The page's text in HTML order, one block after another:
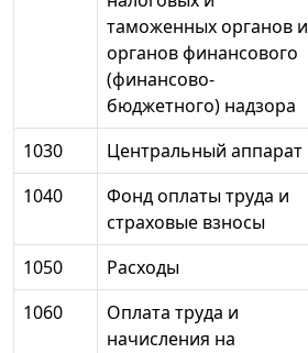
таможенных органов и
органов финансового
(финансово-
бюджетного) надзора
1030 Центральный аппарат
1040
Фонд оплаты труда и
страховые взносы
1050 Расходы
1060
Оплата труда и
начисления на